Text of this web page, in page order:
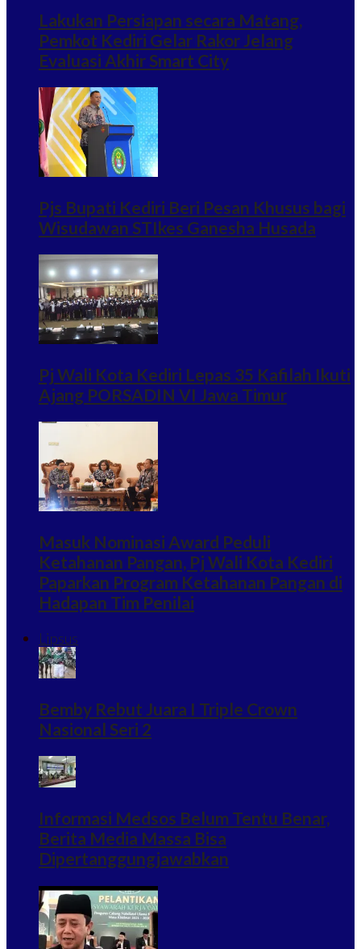
Lakukan Persiapan secara Matang,
Pemkot Kediri Gelar Rakor Jelang
Evaluasi Akhir Smart City
Pjs Bupati Kediri Beri Pesan Khusus bagi
Wisudawan STIkes Ganesha Husada
Pj Wali Kota Kediri Lepas 35 Kafilah Ikuti
Ajang PORSADIN VI Jawa Timur
Masuk Nominasi Award Peduli
Ketahanan Pangan, Pj Wali Kota Kediri
Paparkan Program Ketahanan Pangan di
Hadapan Tim Penilai
Lipsus
Bemby Rebut Juara I Triple Crown
Nasional Seri 2
Informasi Medsos Belum Tentu Benar,
Berita Media Massa Bisa
Dipertanggungjawabkan